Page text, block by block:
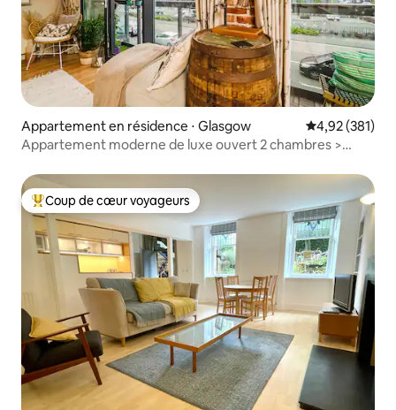
Appartement en résidence ⋅ Glasgow Évaluation
4,92 (381)
Appartement moderne de luxe ouvert 2 chambres >
Coups de cœur voyageurs les plus appréciés
Coup de cœur voyageurs